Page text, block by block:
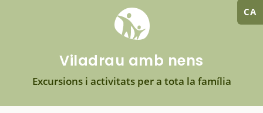
CA
Viladrau amb nens
Excursions i activitats per a tota la família